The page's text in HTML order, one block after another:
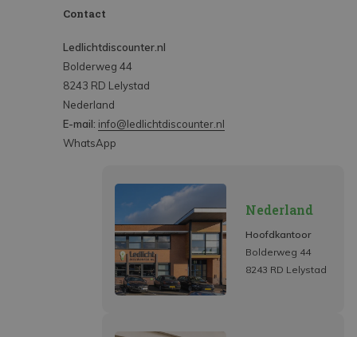
Contact
Ledlichtdiscounter.nl
Bolderweg 44
8243 RD Lelystad
Nederland
E-mail: info@ledlichtdiscounter.nl
WhatsApp
Nederland
Hoofdkantoor
Bolderweg 44
8243 RD Lelystad